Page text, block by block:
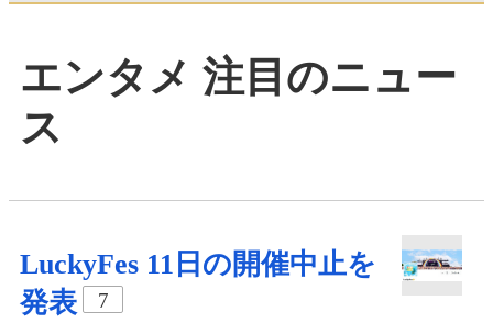
エンタメ 注目のニュー
ス
LuckyFes 11日の開催中止を
発表
7